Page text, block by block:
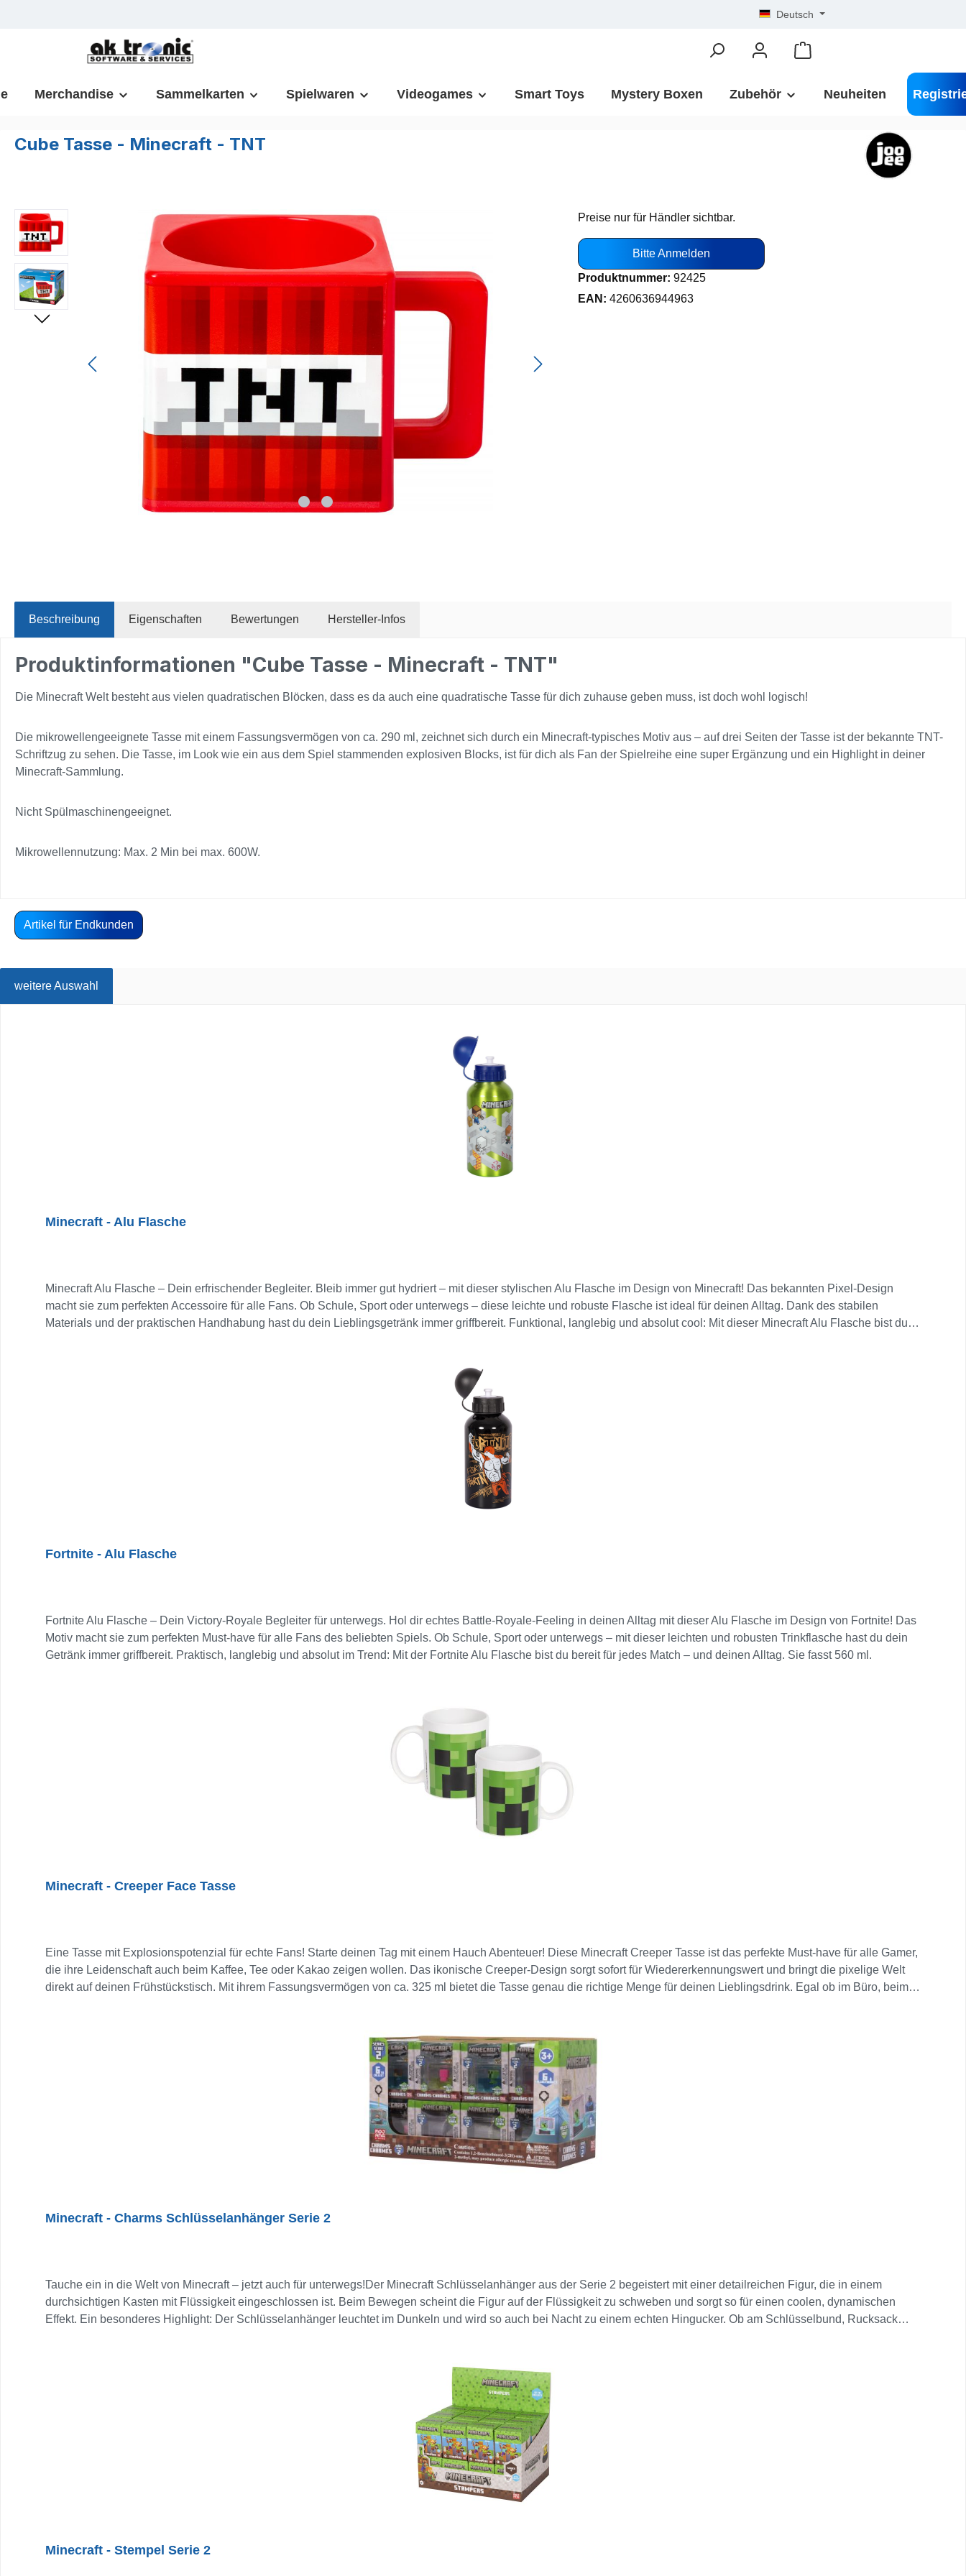
Deutsch
Merchandise Sammelkarten Spielwaren Videogames Smart Toys Mystery Boxen Zubehör Neuheiten
Cube Tasse - Minecraft - TNT
Bildergalerie überspringen Preise nur für Händler sichtbar.
Bitte Anmelden
Produktnummer: 92425
EAN: 4260636944963
Beschreibung Eigenschaften Bewertungen Hersteller-Infos
Produktinformationen "Cube Tasse - Minecraft - TNT"
Die Minecraft Welt besteht aus vielen quadratischen Blöcken, dass es da auch eine quadratische Tasse für dich zuhause geben muss, ist doch wohl logisch!
Die mikrowellengeeignete Tasse mit einem Fassungsvermögen von ca. 290 ml, zeichnet sich durch ein Minecraft-typisches Motiv aus – auf drei Seiten der Tasse ist der bekannte TNT-
Schriftzug zu sehen. Die Tasse, im Look wie ein aus dem Spiel stammenden explosiven Blocks, ist für dich als Fan der Spielreihe eine super Ergänzung und ein Highlight in deiner
Minecraft-Sammlung.
Nicht Spülmaschinengeeignet.
Mikrowellennutzung: Max. 2 Min bei max. 600W.
Artikel für Endkunden
weitere Auswahl
Minecraft - Alu Flasche
Minecraft Alu Flasche – Dein erfrischender Begleiter. Bleib immer gut hydriert – mit dieser stylischen Alu Flasche im Design von Minecraft! Das bekannten Pixel-Design
macht sie zum perfekten Accessoire für alle Fans. Ob Schule, Sport oder unterwegs – diese leichte und robuste Flasche ist ideal für deinen Alltag. Dank des stabilen
Materials und der praktischen Handhabung hast du dein Lieblingsgetränk immer griffbereit. Funktional, langlebig und absolut cool: Mit dieser Minecraft Alu Flasche bist du
Fortnite - Alu Flasche
Fortnite Alu Flasche – Dein Victory-Royale Begleiter für unterwegs. Hol dir echtes Battle-Royale-Feeling in deinen Alltag mit dieser Alu Flasche im Design von Fortnite! Das
Motiv macht sie zum perfekten Must-have für alle Fans des beliebten Spiels. Ob Schule, Sport oder unterwegs – mit dieser leichten und robusten Trinkflasche hast du dein
Getränk immer griffbereit. Praktisch, langlebig und absolut im Trend: Mit der Fortnite Alu Flasche bist du bereit für jedes Match – und deinen Alltag. Sie fasst 560 ml.
Minecraft - Creeper Face Tasse
Eine Tasse mit Explosionspotenzial für echte Fans! Starte deinen Tag mit einem Hauch Abenteuer! Diese Minecraft Creeper Tasse ist das perfekte Must-have für alle Gamer,
die ihre Leidenschaft auch beim Kaffee, Tee oder Kakao zeigen wollen. Das ikonische Creeper-Design sorgt sofort für Wiedererkennungswert und bringt die pixelige Welt
direkt auf deinen Frühstückstisch. Mit ihrem Fassungsvermögen von ca. 325 ml bietet die Tasse genau die richtige Menge für deinen Lieblingsdrink. Egal ob im Büro, beim
Minecraft - Charms Schlüsselanhänger Serie 2
Tauche ein in die Welt von Minecraft – jetzt auch für unterwegs!Der Minecraft Schlüsselanhänger aus der Serie 2 begeistert mit einer detailreichen Figur, die in einem
durchsichtigen Kasten mit Flüssigkeit eingeschlossen ist. Beim Bewegen scheint die Figur auf der Flüssigkeit zu schweben und sorgt so für einen coolen, dynamischen
Effekt. Ein besonderes Highlight: Der Schlüsselanhänger leuchtet im Dunkeln und wird so auch bei Nacht zu einem echten Hingucker. Ob am Schlüsselbund, Rucksack
Minecraft - Stempel Serie 2